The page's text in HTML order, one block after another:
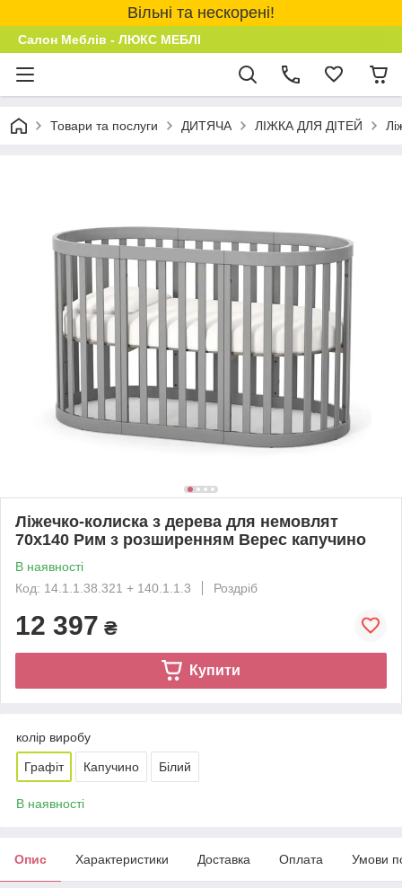
Вільні та нескорені!
Салон Меблів - ЛЮКС МЕБЛІ
Товари та послуги ДИТЯЧА ЛІЖКА ДЛЯ ДІТЕЙ
Ліжечко-колиска з дерева для немовлят
70х140 Рим з розширенням Верес капучино
В наявності
Код: 14.1.1.38.321 + 140.1.1.3
Роздріб
12 397 ₴
Купити
колір виробу
Графіт Капучино Білий
В наявності
Опис Характеристики Доставка Оплата Умови